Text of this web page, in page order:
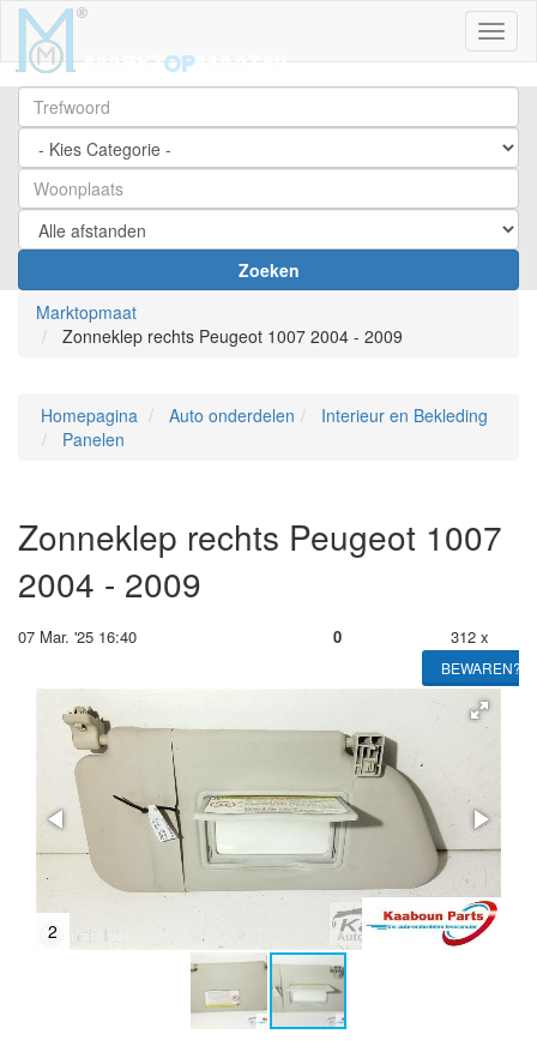
Zoeken
Marktopmaat
Zonneklep rechts Peugeot 1007 2004 - 2009
Homepagina Auto onderdelen
Interieur en Bekleding
Panelen
Zonneklep rechts Peugeot 1007
2004 - 2009
07 Mar. '25 16:40 0 312 x
BEWAREN?
2